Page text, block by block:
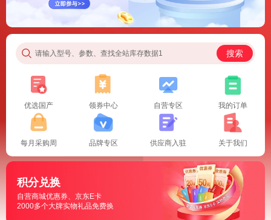
请输入型号、参数、查找全站库存数据1 搜索
优选国产 领券中心 自营专区 我的订单
每月采购周 品牌专区 供应商入驻 关于我们
积分兑换
自营商城优惠券、京东E卡
2000多个大牌实物礼品免费换